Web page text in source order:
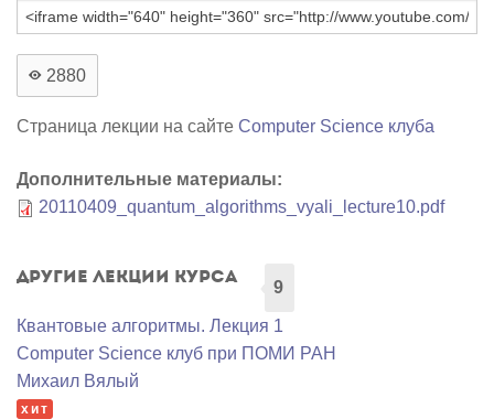
2880
Страница лекции на сайте Computer Science клуба
Дополнительные материалы:
20110409_quantum_algorithms_vyali_lecture10.pdf
Другие лекции курса
9
Квантовые алгоритмы. Лекция 1
Computer Science клуб при ПОМИ РАН
Михаил Вялый
хит